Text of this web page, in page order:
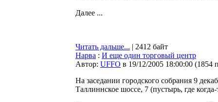
Далее ...
Читать дальше... | 2412 байт
Нарва : И еще один торговый центр
Автор: UFFO в 19/12/2005 18:00:00 (1854
На заседании городского собрания 9
Таллиннское шоссе, 7 (пустырь, где